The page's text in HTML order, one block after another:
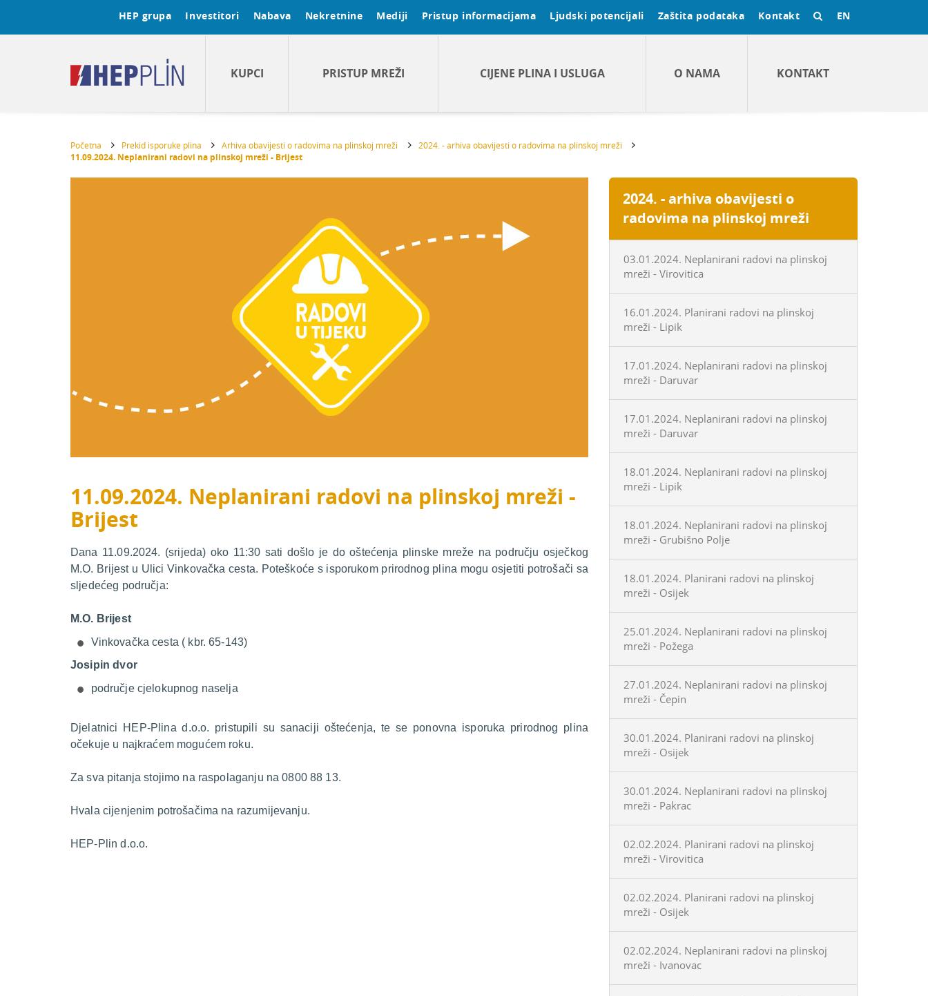
HEP grupa Investitori Nabava Nekretnine Mediji Pristup informacijama Ljudski potencijali Zaštita podataka Kontakt EN
KUPCI PRISTUP MREŽI CIJENE PLINA I USLUGA O NAMA KONTAKT
Početna Prekid isporuke plina Arhiva obavijesti o radovima na plinskoj mreži 2024. - arhiva obavijesti o radovima na plinskoj mreži
11.09.2024. Neplanirani radovi na plinskoj mreži - Brijest
11.09.2024. Neplanirani radovi na plinskoj mreži -
Brijest
Dana 11.09.2024. (srijeda) oko 11:30 sati došlo je do oštećenja plinske mreže na području osječkog
M.O. Brijest u Ulici Vinkovačka cesta. Poteškoće s isporukom prirodnog plina mogu osjetiti potrošači sa
sljedećeg područja:
M.O. Brijest
Vinkovačka cesta ( kbr. 65-143)
Josipin dvor
područje cjelokupnog naselja
Djelatnici HEP-Plina d.o.o. pristupili su sanaciji oštećenja, te se ponovna isporuka prirodnog plina
očekuje u najkraćem mogućem roku.
Za sva pitanja stojimo na raspolaganju na 0800 88 13.
Hvala cijenjenim potrošačima na razumijevanju.
HEP-Plin d.o.o.
2024. - arhiva obavijesti o
radovima na plinskoj mreži
03.01.2024. Neplanirani radovi na plinskoj
mreži - Virovitica
16.01.2024. Planirani radovi na plinskoj
mreži - Lipik
17.01.2024. Neplanirani radovi na plinskoj
mreži - Daruvar
17.01.2024. Neplanirani radovi na plinskoj
mreži - Daruvar
18.01.2024. Neplanirani radovi na plinskoj
mreži - Lipik
18.01.2024. Neplanirani radovi na plinskoj
mreži - Grubišno Polje
18.01.2024. Planirani radovi na plinskoj
mreži - Osijek
25.01.2024. Neplanirani radovi na plinskoj
mreži - Požega
27.01.2024. Neplanirani radovi na plinskoj
mreži - Čepin
30.01.2024. Planirani radovi na plinskoj
mreži - Osijek
30.01.2024. Neplanirani radovi na plinskoj
mreži - Pakrac
02.02.2024. Planirani radovi na plinskoj
mreži - Virovitica
02.02.2024. Planirani radovi na plinskoj
mreži - Osijek
02.02.2024. Neplanirani radovi na plinskoj
mreži - Ivanovac